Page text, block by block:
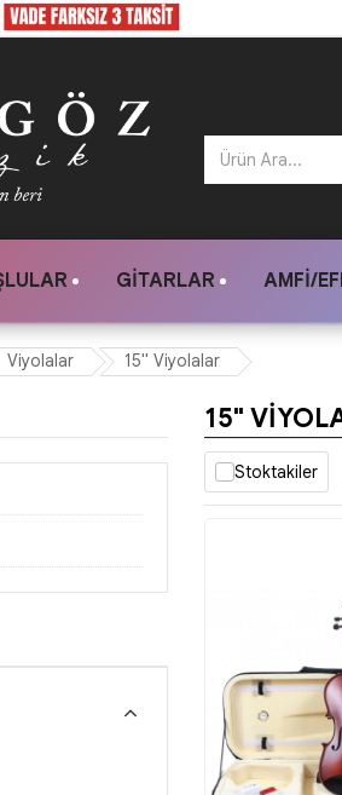
GITARLAR AMFI/
Viyolalar 15" Viyolalar
15"
Stoktakiler